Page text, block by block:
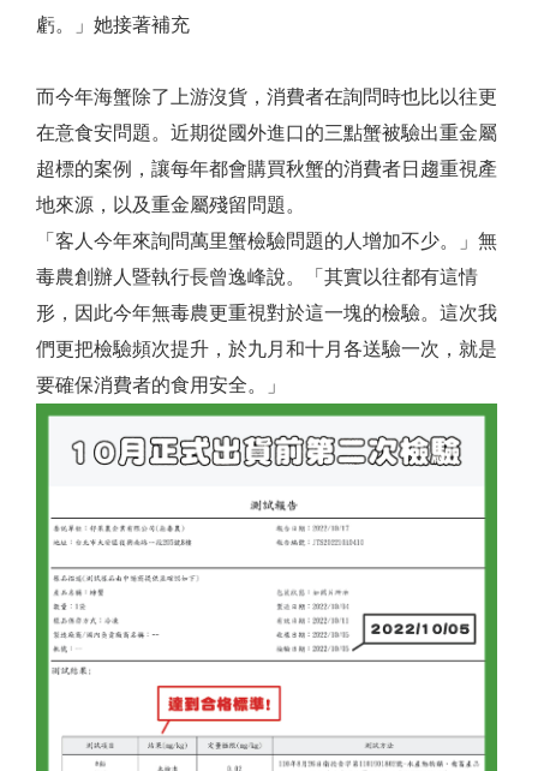
虧。」她接著補充
而今年海蟹除了上游沒貨，消費者在詢問時也比以往更
在意食安問題。近期從國外進口的三點蟹被驗出重金屬
超標的案例，讓每年都會購買秋蟹的消費者日趨重視產
地來源，以及重金屬殘留問題。
「客人今年來詢問萬里蟹檢驗問題的人增加不少。」無
毒農創辦人暨執行長曾逸峰說。「其實以往都有這情
形，因此今年無毒農更重視對於這一塊的檢驗。這次我
們更把檢驗頻次提升，於九月和十月各送驗一次，就是
要確保消費者的食用安全。」